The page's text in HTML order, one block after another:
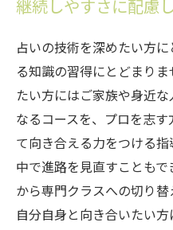
継続しやすさに配慮
占いの技術を深めたい方
る知識の習得にとどまり
たい方にはご家族や身近
なるコースを、プロを志
て向き合える力をつける
中で進路を見直すことも
から専門クラスへの切り
自分自身と向き合いたい